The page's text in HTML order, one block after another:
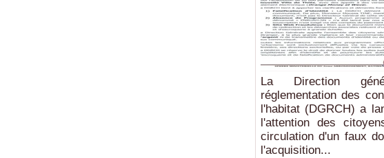
La Direction
réglementation des
l'habitat (DGRCH) a
l'attention des
circulation d'un faux
l'acquisition...